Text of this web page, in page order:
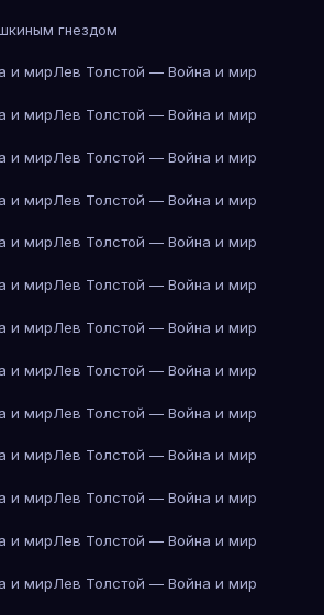
гнездом
и мирЛев Толстой — Война и мир
и мирЛев Толстой — Война и мир
и мирЛев Толстой — Война и мир
и мирЛев Толстой — Война и мир
и мирЛев Толстой — Война и мир
и мирЛев Толстой — Война и мир
и мирЛев Толстой — Война и мир
и мирЛев Толстой — Война и мир
и мирЛев Толстой — Война и мир
и мирЛев Толстой — Война и мир
и мирЛев Толстой — Война и мир
и мирЛев Толстой — Война и мир
и мирЛев Толстой — Война и мир